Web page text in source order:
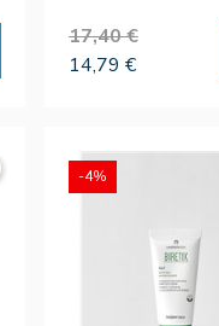
17,40 €
14,79 €
-4%